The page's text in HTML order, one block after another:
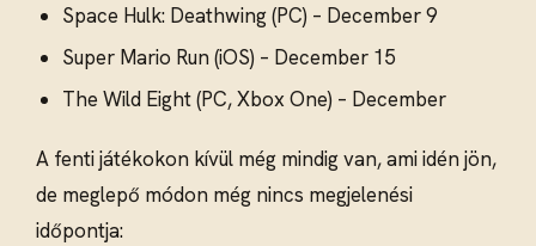
Space Hulk: Deathwing (PC) – December 9
Super Mario Run (iOS) – December 15
The Wild Eight (PC, Xbox One) – December
A fenti játékokon kívül még mindig van, ami idén jön,
de meglepő módon még nincs megjelenési
időpontja: